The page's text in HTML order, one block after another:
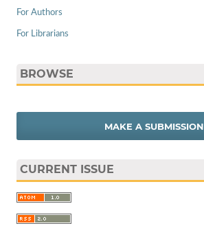
For Authors
For Librarians
BROWSE
MAKE A SUBMISSION
CURRENT ISSUE